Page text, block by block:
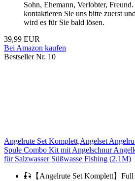
Sohn, Ehemann, Verlobter,
kontaktieren Sie uns bitte zuerst
wird es für Sie bald lösen.
39,99 EUR
Bei Amazon kaufen
Bestseller Nr. 10
Angelrute Set Komplett,Angelset
Spule Combo Kit mit Angelschnur
für Salzwasser Süßwasse Fishing (2.1M)
🎣【Angelrute Set Komplett】Full